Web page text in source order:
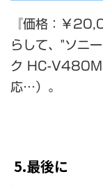
『価格：￥
らして、"ソニ
ク HC-
応…）。
5.最後に